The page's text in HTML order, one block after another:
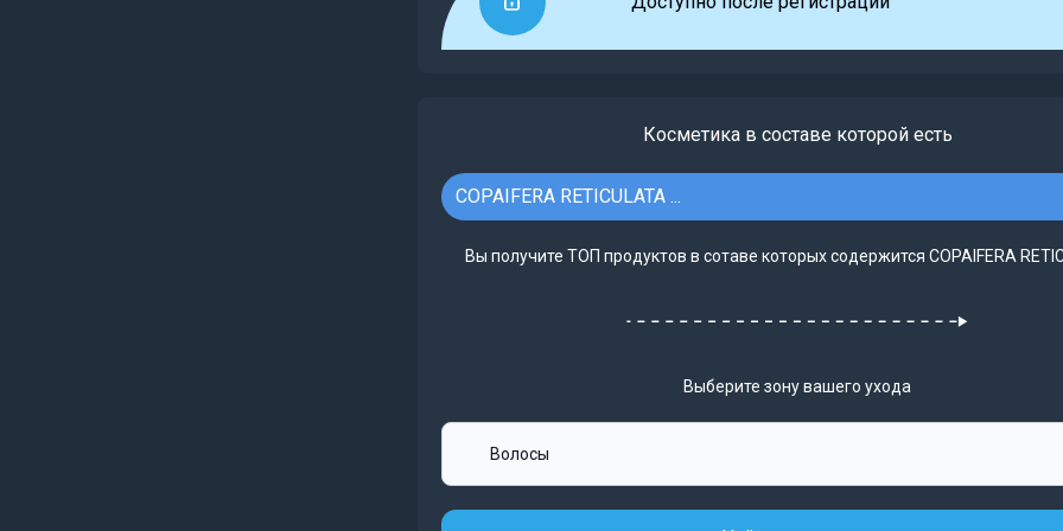
Косметика в составе которой есть
COPAIFERA RETICULATA ...
Вы получите ТОП продуктов в сотаве которых содержится COPAIFERA
Выберите зону вашего ухода